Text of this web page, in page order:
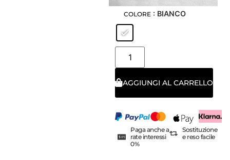
COLORE : BIANCO
AGGIUNGI AL CARRELLO
Paga anche a
rate interessi
0%
Sostituzione
e reso facile